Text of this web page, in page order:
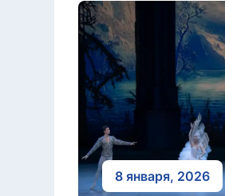
8 января, 2026